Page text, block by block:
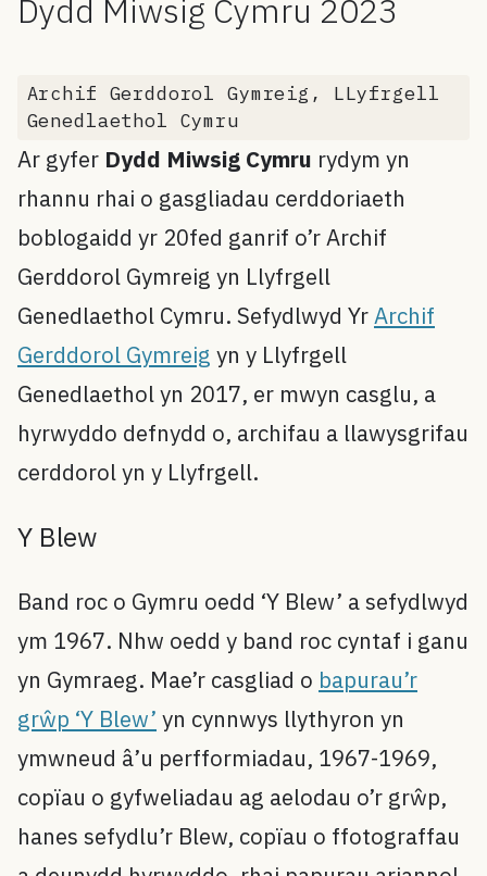
Dydd Miwsig Cymru 2023
Archif Gerddorol Gymreig, LLyfrgell
Genedlaethol Cymru
Ar gyfer Dydd Miwsig Cymru rydym yn
rhannu rhai o gasgliadau cerddoriaeth
boblogaidd yr 20fed ganrif o’r Archif
Gerddorol Gymreig yn Llyfrgell
Genedlaethol Cymru. Sefydlwyd YrArchif
Gerddorol Gymreig yn y Llyfrgell
Genedlaethol yn 2017, er mwyn casglu, a
hyrwyddo defnydd o, archifau a llawysgrifau
cerddorol yn y Llyfrgell.
Y Blew
Band roc o Gymru oedd ‘Y Blew’ a sefydlwyd
ym 1967. Nhw oedd y band roc cyntaf i ganu
yn Gymraeg. Mae’r casgliad o bapurau’r
grŵp ‘Y Blew’ yn cynnwys llythyron yn
ymwneud â’u perfformiadau, 1967-1969,
copïau o gyfweliadau ag aelodau o’r grŵp,
hanes sefydlu’r Blew, copïau o ffotograffau